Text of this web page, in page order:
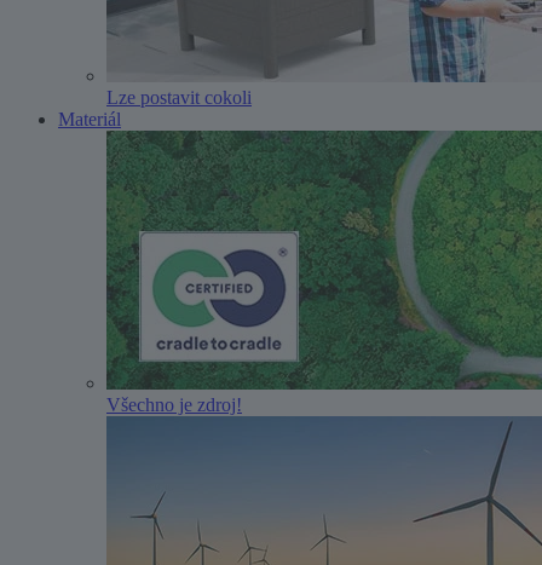
Lze postavit cokoli
Materiál
Všechno je zdroj!